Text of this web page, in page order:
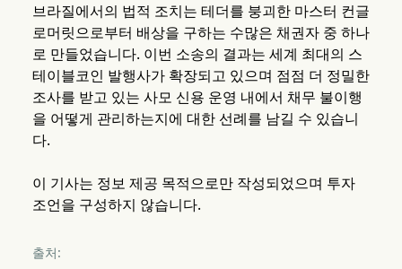
브라질에서의 법적 조치는 테더를 붕괴한 마스터 컨글
로머릿으로부터 배상을 구하는 수많은 채권자 중 하나
로 만들었습니다. 이번 소송의 결과는 세계 최대의 스
테이블코인 발행사가 확장되고 있으며 점점 더 정밀한
조사를 받고 있는 사모 신용 운영 내에서 채무 불이행
을 어떻게 관리하는지에 대한 선례를 남길 수 있습니
다.
이 기사는 정보 제공 목적으로만 작성되었으며 투자
조언을 구성하지 않습니다.
출처: